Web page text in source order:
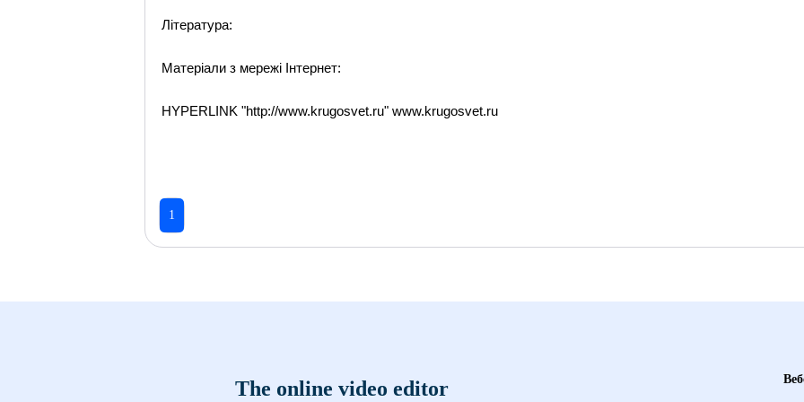
Література:
Матеріали з мережі Інтернет:
HYPERLINK "http://www.krugosvet.ru" www.krugosvet.ru
1
The online video editor